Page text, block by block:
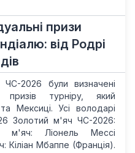
призи
від Родрі
ЧС-2026 були визначені
призів турніру, який
Мексиці. Усі володарі
Золотий м'яч ЧС-2026:
м'яч: Ліонель Мессі
Кіліан Мбаппе (Франція).